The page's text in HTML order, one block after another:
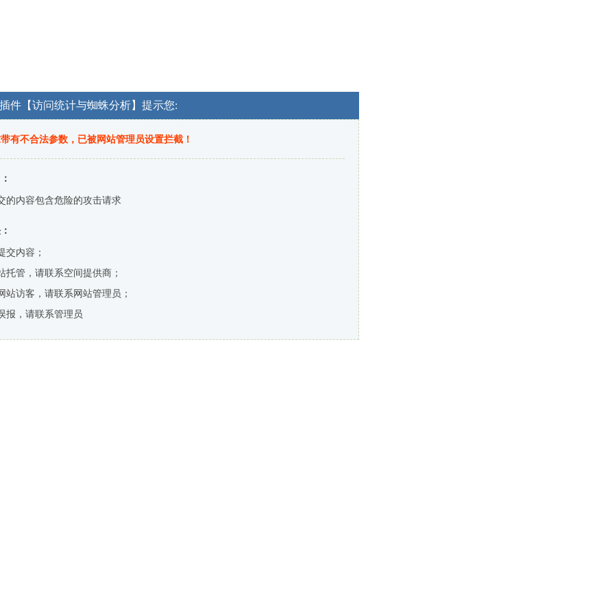
件【访问统计与蜘蛛分析】提示您:
有不合法参数，已被网站管理员设置拦截！
的内容包含危险的攻击请求
交内容；
托管，请联系空间提供商；
站访客，请联系网站管理员；
报，请联系管理员